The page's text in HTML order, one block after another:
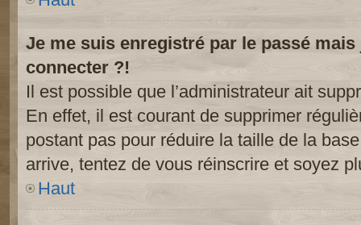
Je me suis enregistré par le passé
connecter ?!
Il est possible que l’administrateur ait
En effet, il est courant de supprimer
postant pas pour réduire la taille de la
arrive, tentez de vous réinscrire et soyez
Haut